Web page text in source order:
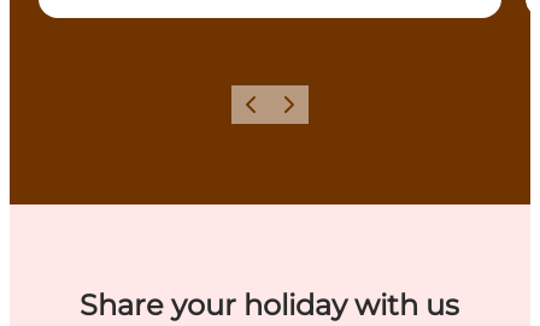
ZurückWeiter
Share your holiday with us